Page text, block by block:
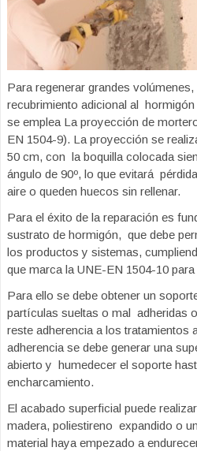
Para regenerar grandes
recubrimiento adicional al
se emplea La proyección de
EN 1504-9). La proyección se
50 cm, con la boquilla colocada
ángulo de 90º, lo que evitará
aire o queden huecos sin rellenar.
Para el éxito de la reparación es
sustrato de hormigón, que debe
los productos y sistemas,
que marca la UNE-EN 1504-10
Para ello se debe obtener un
partículas sueltas o mal adheridas
reste adherencia a los tratamientos
adherencia se debe generar una
abierto y humedecer el soporte
encharcamiento.
El acabado superficial puede
madera, poliestireno expandido o
material haya empezado a